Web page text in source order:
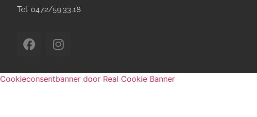
Tel: 0472/59.33.18
Cookieconsentbanner door Real Cookie Banner